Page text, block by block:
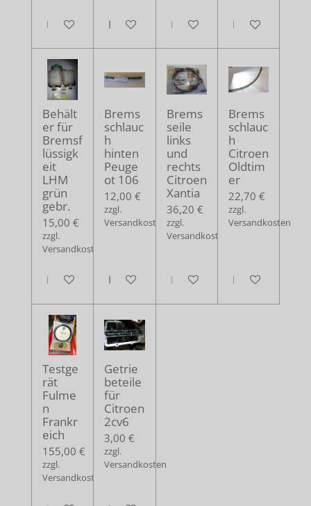
In den WarenkorbIn den WarenkorbIn den Warenkorb
In den
Behält
er für
Bremsf
lüssigk
eit
LHM
grün
gebr.
15,00 €
zzgl.
Versandkosten
In den Warenkorb
Brems
schlauc
h
hinten
Peuge
ot 106
12,00 €
zzgl.
Versandkosten
In den Warenkorb
Brems
seile
links
und
rechts
Citroen
Xantia
36,20 €
zzgl.
Versandkosten
In den Warenkorb
Brems
schlauc
h
Citroen
Oldtim
er
22,70 €
zzgl.
Versandkosten
In den
Testge
rät
Fulme
n
Frankr
eich
155,00 €
zzgl.
Versandkosten
Getrie
beteile
für
Citroen
2cv6
3,00 €
zzgl.
Versandkosten